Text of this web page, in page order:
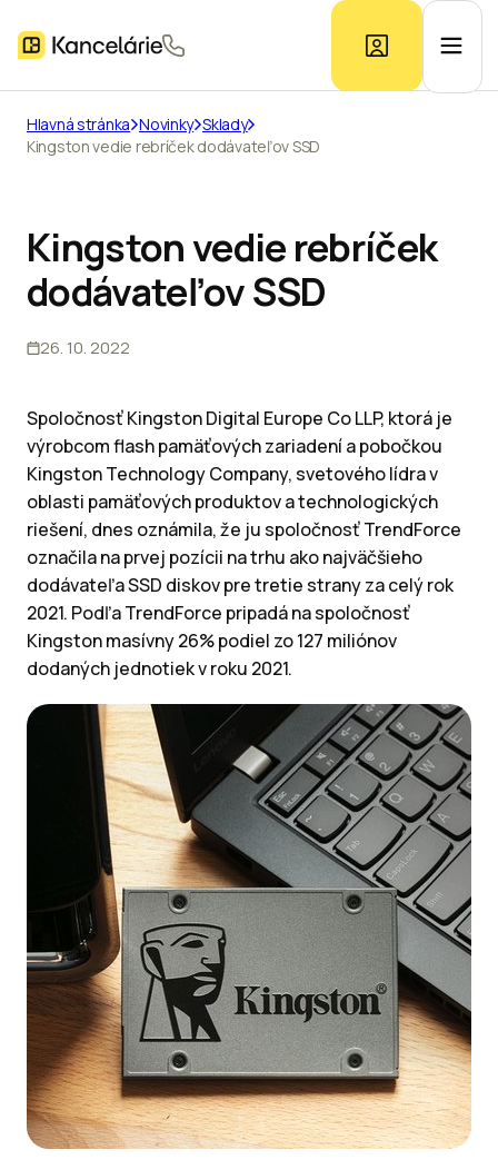
Ponuka kancelárií
Prieskum trhu
Kontakt
Hlavná stránka Novinky Sklady
Kingston vedie rebríček dodávateľov SSD
Kingston vedie rebríček
dodávateľov SSD
26. 10. 2022
Spoločnosť Kingston Digital Europe Co LLP, ktorá je
výrobcom flash pamäťových zariadení a pobočkou
Kingston Technology Company, svetového lídra v
oblasti pamäťových produktov a technologických
riešení, dnes oznámila, že ju spoločnosť TrendForce
označila na prvej pozícii na trhu ako najväčšieho
dodávateľa SSD diskov pre tretie strany za celý rok
2021. Podľa TrendForce pripadá na spoločnosť
Kingston masívny 26% podiel zo 127 miliónov
dodaných jednotiek v roku 2021.